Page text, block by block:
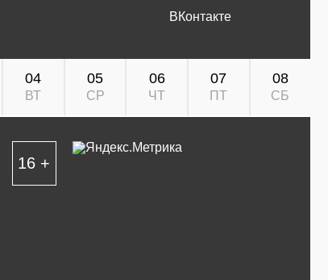
ВКонтакте
04
ВТ
05
СР
06
ЧТ
07
ПТ
08
СБ
16 +